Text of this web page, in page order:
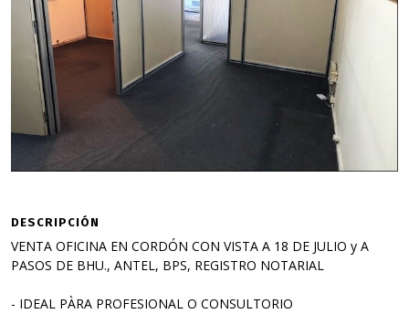
DESCRIPCIÓN
VENTA OFICINA EN CORDÓN CON VISTA A 18 DE JULIO y A
PASOS DE BHU., ANTEL, BPS, REGISTRO NOTARIAL
- IDEAL PÀRA PROFESIONAL O CONSULTORIO